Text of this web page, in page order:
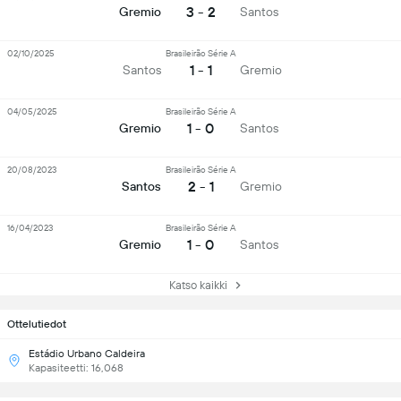
Ottelutiedot
Estádio Urbano Caldeira
Kapasiteetti: 16,068
Gremio 3 - 2 Santos
Santos
Brasileirão Série A
1 - 1 Gremio
02/10/2025
Gremio
Brasileirão Série A
1 - 0 Santos
04/05/2025
Santos
Brasileirão Série A
2 - 1 Gremio
20/08/2023
Gremio
Brasileirão Série A
1 - 0 Santos
16/04/2023
Katso kaikki